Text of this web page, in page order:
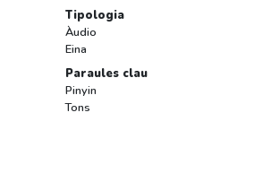
Tipologia
Àudio
Eina
Paraules clau
Pinyin
Tons